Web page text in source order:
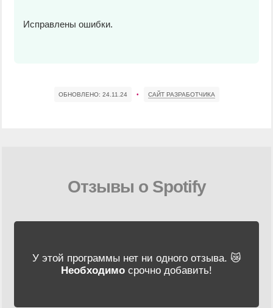
Исправлены ошибки.
ОБНОВЛЕНО: 24.11.24 • САЙТ РАЗРАБОТЧИКА
Отзывы о Spotify
У этой программы нет ни одного отзыва. 😿
Необходимо срочно добавить!